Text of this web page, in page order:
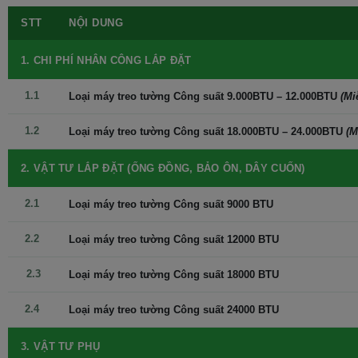
Dàn nóng:
chịu được sự tác động của các yếu tố bên ngoài môi trường, có
logo tên thương hiệu trên thân dàn nóng giúp bạn dễ dàng nhận
biết thương hiệu.
Golden Coating - Lớp phủ chống ăn mòn
Cả dàn nóng và dàn lạnh đều sử dụng lá tản nhiệt bằng nhôm có
STT NỘI DUNG
1. CHI PHÍ NHÂN CÔNG LẮP ĐẶT
1.1 Loại máy treo tường Công suất 9.000BTU – 12.000BTU
1.2 Loại máy treo tường Công suất 18.000BTU – 24.000BTU
2. VẬT TƯ LẮP ĐẶT (ỐNG ĐỒNG, BẢO ÔN, DÂY CUỐN)
2.1 Loại máy treo tường Công suất 9000 BTU
2.2 Loại máy treo tường Công suất 12000 BTU
2.3 Loại máy treo tường Công suất 18000 BTU
2.4 Loại máy treo tường Công suất 24000 BTU
3. VẬT TƯ PHỤ